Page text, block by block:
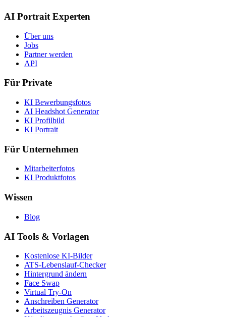
AI Portrait Experten
Über uns
Jobs
Partner werden
API
Für Private
KI Bewerbungsfotos
AI Headshot Generator
KI Profilbild
KI Portrait
Für Unternehmen
Mitarbeiterfotos
KI Produktfotos
Wissen
Blog
AI Tools & Vorlagen
Kostenlose KI-Bilder
ATS-Lebenslauf-Checker
Hintergrund ändern
Face Swap
Virtual Try-On
Anschreiben Generator
Arbeitszeugnis Generator